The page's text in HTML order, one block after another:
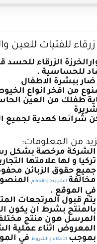
للفتيات للعين
الزرقاء للحسد
للحساسية .
ضار ببشرة الاطفال
من افخر انواع
طفلك من العين
شرائها كهدية لجميع
من المعلومات:
الشركة مرخصة بشكل
تركيا و لها علامتها
جميع حقوق الزبائن
مخالفة الشروط و الأحكام
في الموقع .
يتم قبول المرتجعات
بالمنتج بشرط ان يكون
المرسل هون منتج
المعروض اثناء عملية
بموجب الأحكام و الشروط في